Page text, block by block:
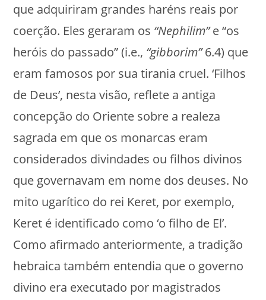
que adquiriram grandes haréns reais por
coerção. Eles geraram os “Nephilim”e “os
heróis do passado” (i.e., “gibborim”6.4) que
eram famosos por sua tirania cruel. ‘Filhos
de Deus’, nesta visão, reflete a antiga
concepção do Oriente sobre a realeza
sagrada em que os monarcas eram
considerados divindades ou filhos divinos
que governavam em nome dos deuses. No
mito ugarítico do rei Keret, por exemplo,
Keret é identificado como ‘o filho de El’.
Como afirmado anteriormente, a tradição
hebraica também entendia que o governo
divino era executado por magistrados